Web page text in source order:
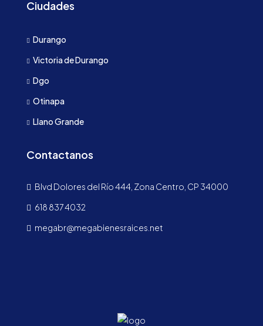
Ciudades
Durango
Victoria de Durango
Dgo
Otinapa
Llano Grande
Contactanos
Blvd Dolores del Río 444, Zona Centro, CP 34000
618 837 4032
megabr@megabienesraices.net